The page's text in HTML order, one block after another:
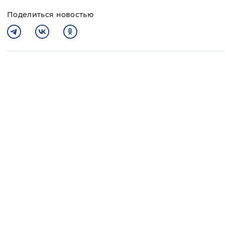
Поделиться новостью